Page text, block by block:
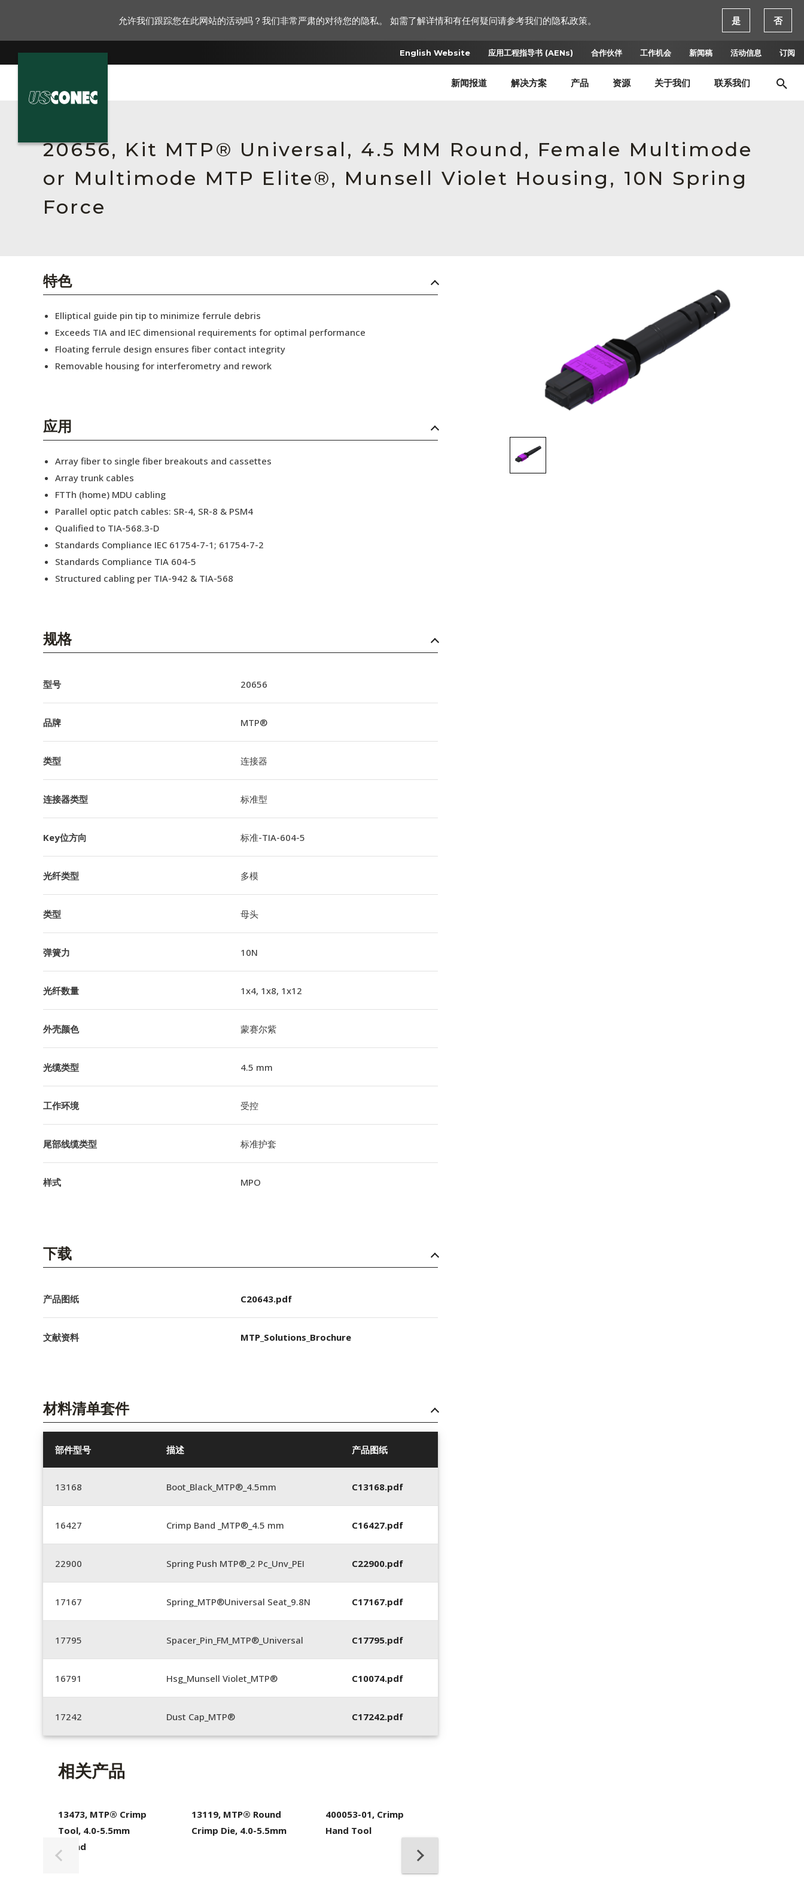
English Website 应用工程指导书 (AENs) 合作伙伴 工作机会 新闻稿 活动信息 订阅
新闻报道 解决方案 产品 资源 关于我们 联系我们
English Website
应用工程指导书 (AENs)
工作机会
20656, Kit MTP® Universal, 4.5 MM Round, Female Multimode
or Multimode MTP Elite®, Munsell Violet Housing, 10N Spring
Force
特色
Elliptical guide pin tip to minimize ferrule debris
Exceeds TIA and IEC dimensional requirements for optimal performance
Floating ferrule design ensures fiber contact integrity
Removable housing for interferometry and rework
应用
Array fiber to single fiber breakouts and cassettes
Array trunk cables
FTTh (home) MDU cabling
Parallel optic patch cables: SR-4, SR-8 & PSM4
Qualified to TIA-568.3-D
Standards Compliance IEC 61754-7-1; 61754-7-2
Standards Compliance TIA 604-5
Structured cabling per TIA-942 & TIA-568
规格
型号 20656
品牌 MTP®
类型 连接器
连接器类型 标准型
Key位方向 标准-TIA-604-5
光纤类型 多模
类型 母头
弹簧力 10N
光纤数量 1x4, 1x8, 1x12
外壳颜色 蒙赛尔紫
光缆类型 4.5 mm
工作环境 受控
尾部线缆类型 标准护套
样式 MPO
下载
产品图纸 C20643.pdf
文献资料 MTP_Solutions_Brochure
材料清单套件
部件型号 描述 产品图纸
13168 Boot_Black_MTP®_4.5mm C13168.pdf
16427 Crimp Band _MTP®_4.5 mm C16427.pdf
22900 Spring Push MTP®_2 Pc_Unv_PEI C22900.pdf
17167 Spring_MTP®Universal Seat_9.8N C17167.pdf
17795 Spacer_Pin_FM_MTP®_Universal C17795.pdf
16791 Hsg_Munsell Violet_MTP® C10074.pdf
17242 Dust Cap_MTP® C17242.pdf
相关产品
13473, MTP® Crimp
Tool, 4.0-5.5mm
Round
13119, MTP® Round
Crimp Die, 4.0-5.5mm
400053-01, Crimp
Hand Tool
允许我们跟踪您在此网站的活动吗？我们非常严肃的对待您的隐私。 如需了解详情和有任何疑问请参考我们的隐私政策。 是 否